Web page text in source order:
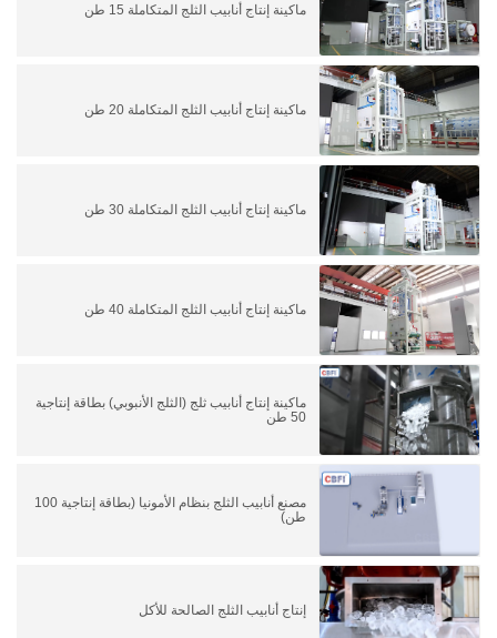
ماكينة إنتاج أنابيب الثلج المتكاملة 15 طن
ماكينة إنتاج أنابيب الثلج المتكاملة 20 طن
ماكينة إنتاج أنابيب الثلج المتكاملة 30 طن
ماكينة إنتاج أنابيب الثلج المتكاملة 40 طن
ماكينة إنتاج أنابيب ثلج (الثلج الأنبوبي) بطاقة إنتاجية
50 طن
مصنع أنابيب الثلج بنظام الأمونيا (بطاقة إنتاجية 100
طن)
إنتاج أنابيب الثلج الصالحة للأكل